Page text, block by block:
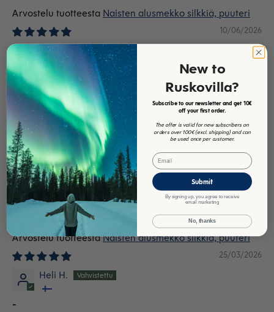
Naisten alusmekko silkkiä, puuteri
10/06/2026
Nimetön
Alusmekko
Juuri niin ihana kuin ajattelin.
Arvostelu kerätty kaupan kutsun kautta
1 2
Arvosteluja muilla kielillä
Naisten alusmekko silkkiä, puuteri
25/03/2026
Heli H.
-
New to
Ruskovilla?
Subscribe to our newsletter and get 10€
off your first order.
The offer is valid for new subscribers on
orders over 100€ (excl. shipping) and can
be used once per customer.
Email
Submit
By signing up, you agree to receive
email marketing
No, thanks